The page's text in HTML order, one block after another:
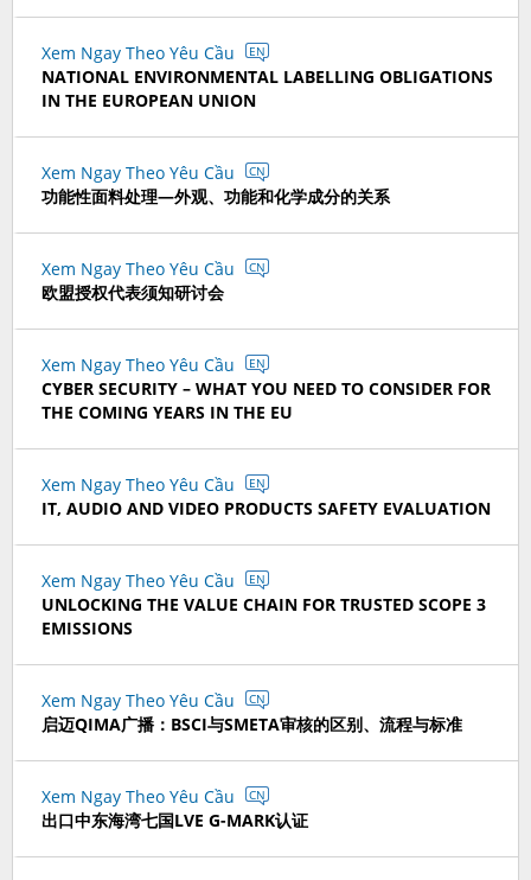
Xem Ngay Theo Yêu Cầu EN
NATIONAL ENVIRONMENTAL LABELLING OBLIGATIONS
IN THE EUROPEAN UNION
Xem Ngay Theo Yêu Cầu CN
功能性面料处理—外观、功能和化学成分的关系
Xem Ngay Theo Yêu Cầu CN
欧盟授权代表须知研讨会
Xem Ngay Theo Yêu Cầu EN
CYBER SECURITY – WHAT YOU NEED TO CONSIDER FOR
THE COMING YEARS IN THE EU
Xem Ngay Theo Yêu Cầu EN
IT, AUDIO AND VIDEO PRODUCTS SAFETY EVALUATION
Xem Ngay Theo Yêu Cầu EN
UNLOCKING THE VALUE CHAIN FOR TRUSTED SCOPE 3
EMISSIONS
Xem Ngay Theo Yêu Cầu CN
启迈QIMA广播：BSCI与SMETA审核的区别、流程与标准
Xem Ngay Theo Yêu Cầu CN
出口中东海湾七国LVE G-MARK认证